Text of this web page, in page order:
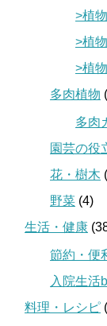
>植
>植
>植
多肉植物
多肉
園芸の役
花・樹木
野菜 (4)
生活・健康
節約・便
入院生活
料理・レシピ